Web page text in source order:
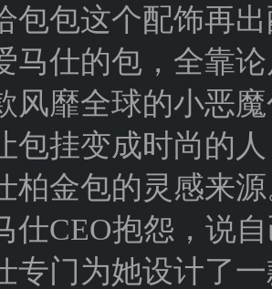
包包这个配饰再
马仕的包，全靠
风靡全球的小恶
包挂变成时尚的
柏金包的灵感来
仕CEO抱怨，说
专门为她设计了